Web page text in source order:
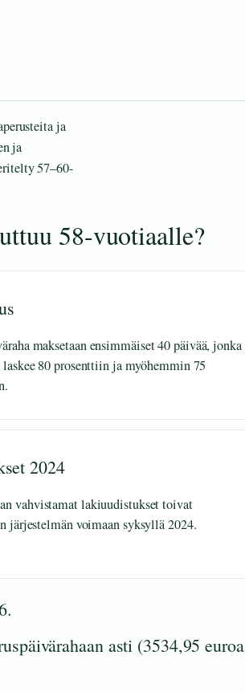
ja
ja
57–60-
58-vuotiaalle?
maksetaan ensimmäiset 40 päivää, jonka
laskee 80 prosenttiin ja myöhemmin 75
2024
vahvistamat lakiuudistukset toivat
järjestelmän voimaan syksyllä 2024.
asti (3534,95 euroa